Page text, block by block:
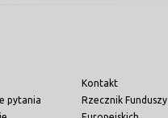
pytania
Kontakt
Rzecznik Funduszy